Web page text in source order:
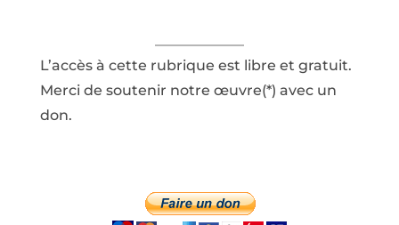
L’accès à cette rubrique est libre et gratuit.
Merci de soutenir notre œuvre(*) avec un
don.